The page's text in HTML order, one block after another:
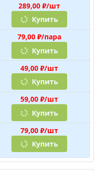
289,00 ₽/шт
Купить
79,00 ₽/пара
Купить
49,00 ₽/шт
Купить
59,00 ₽/шт
Купить
79,00 ₽/шт
Купить